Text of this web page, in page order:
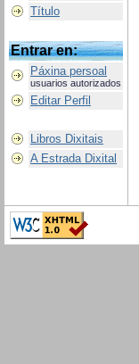
Título
Entrar en:
Páxina persoal
usuarios autorizados
Editar Perfil
Libros Dixitais
A Estrada Dixital